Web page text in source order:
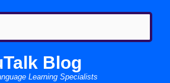
Blog
Learning Specialists